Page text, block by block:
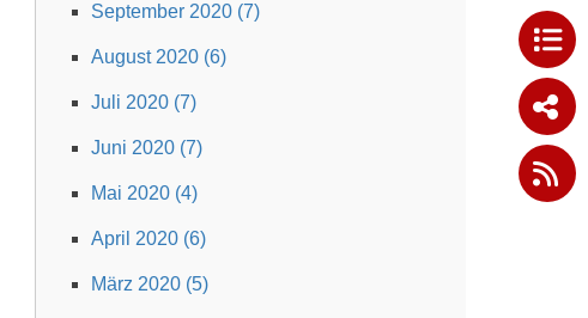
September 2020 (7)
August 2020 (6)
Juli 2020 (7)
Juni 2020 (7)
Mai 2020 (4)
April 2020 (6)
März 2020 (5)